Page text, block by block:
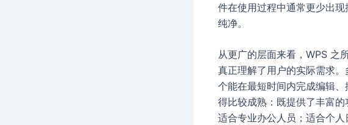
件在使用过程中通常更少出
纯净。
从更广的层面来看，WPS 之
真正理解了用户的实际需求
个能在最短时间内完成编辑
得比较成熟：既提供了丰富
适合专业办公人员；适合个